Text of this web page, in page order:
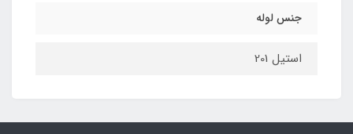
جنس لوله
استیل 201